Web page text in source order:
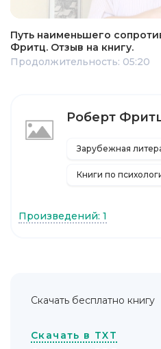
Путь наименьшего
Фритц. Отзыв на книгу.
Продолжительность: 05:20
Роберт
Зарубежная
Книги по
Произведений: 1
Скачать бесплатно книгу
Скачать в TXT